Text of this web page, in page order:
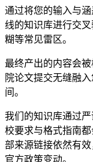
通过将您的输入与
线的知识库进行交
糊等常见雷区。
最终产出的内容会
院论文提交无缝融
间。
我们的知识库通过
校要求与格式指南
部来源链接依然有
官方政策变动。